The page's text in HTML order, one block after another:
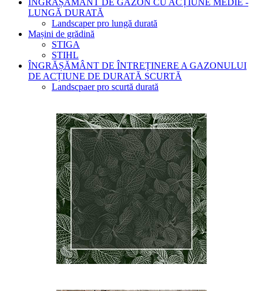
LUNGĂ DURATĂ
Landscaper pro lungă durată
Mașini de grădină
STIGA
STIHL
ÎNGRĂȘĂMÂNT DE ÎNTREȚINERE A GAZONULUI
DE ACȚIUNE DE DURATĂ SCURTĂ
Landscpaer pro scurtă durată